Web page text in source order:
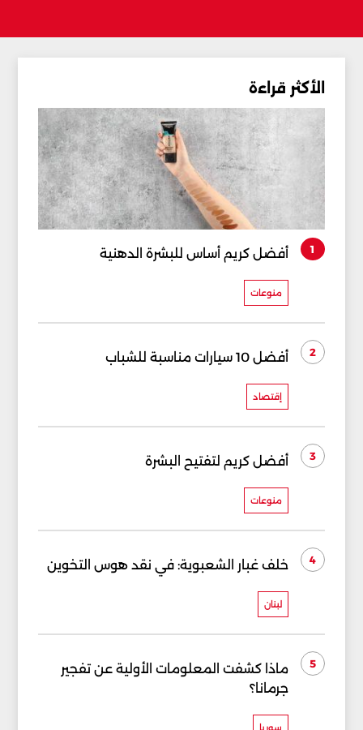
الأكثر قراءة
1 أفضل كريم أساس للبشرة الدهنية
منوعات
2 أفضل 10 سيارات مناسبة للشباب
إقتصاد
3 أفضل كريم لتفتيح البشرة
منوعات
4 خلف غبار الشعبوية: في نقد هوس التخوين
لبنان
5
ماذا كشفت المعلومات الأولية عن تفجير
جرمانا؟
سوريا